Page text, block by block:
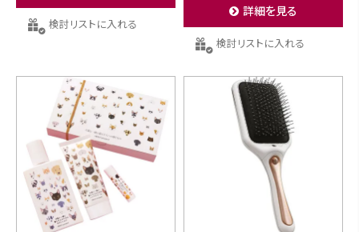
検討リストに入れる
詳細を見る
検討リストに入れる